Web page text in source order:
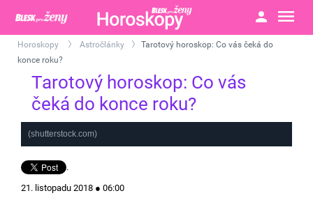
Horoskopy Astročlánky
Tarotový horoskop: Co vás čeká do
konce roku?
Tarotový horoskop: Co vás
čeká do konce roku?
(shutterstock.com)
.
21. listopadu 2018 ● 06:00